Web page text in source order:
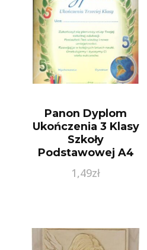
Panon Dyplom
Ukończenia 3 Klasy
Szkoły
Podstawowej A4
1,49zł